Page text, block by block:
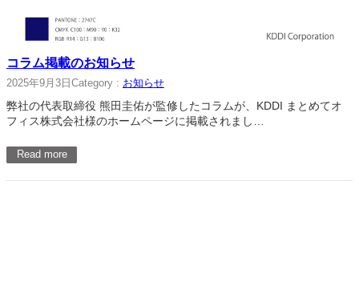
コラム掲載のお知らせ
2025年9月3日 Category : お知らせ
弊社の代表取締役 熊田圭佑が監修したコラムが、KDDI まとめてオ
フィス株式会社様のホームページに掲載されまし…
Read more